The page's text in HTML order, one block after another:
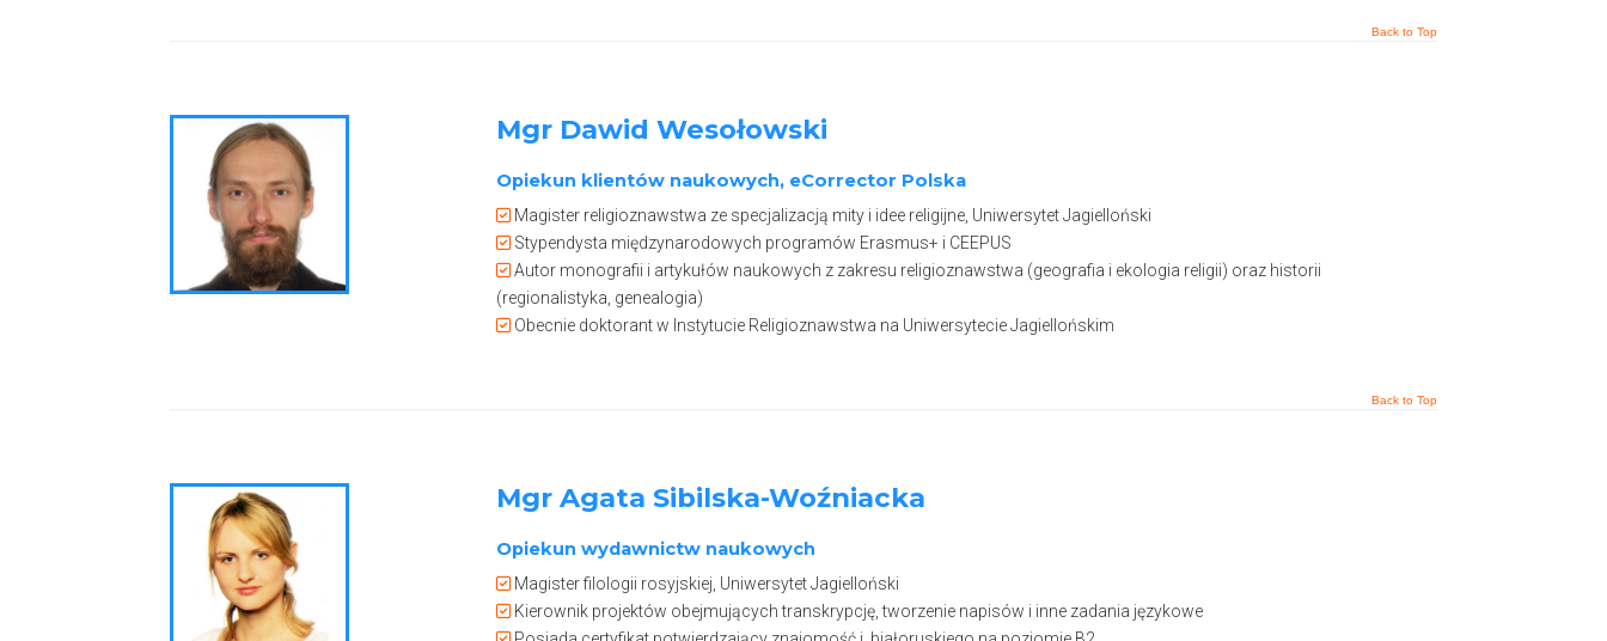
Back to Top
Mgr Dawid Wesołowski
Opiekun klientów naukowych, eCorrector Polska
Magister religioznawstwa ze specjalizacją mity i idee religijne, Uniwersytet Jagielloński
Stypendysta międzynarodowych programów Erasmus+ i CEEPUS
Autor monografii i artykułów naukowych z zakresu religioznawstwa (geografia i ekologia religii) oraz historii
(regionalistyka, genealogia)
Obecnie doktorant w Instytucie Religioznawstwa na Uniwersytecie Jagiellońskim
Back to Top
Mgr Agata Sibilska-Woźniacka
Opiekun wydawnictw naukowych
Magister filologii rosyjskiej, Uniwersytet Jagielloński
Kierownik projektów obejmujących transkrypcję, tworzenie napisów i inne zadania językowe